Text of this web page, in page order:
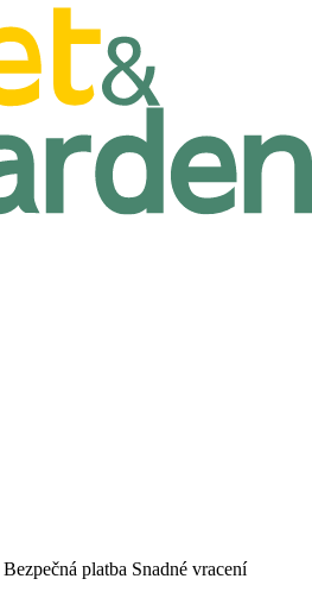
Bezpečná platba Snadné vracení